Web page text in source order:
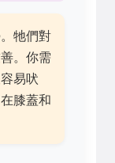
牠們對
。你需
易吠
膝蓋和